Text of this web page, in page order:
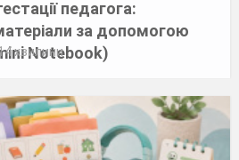
педагога:
за допомогою
Notebook)
хвилини